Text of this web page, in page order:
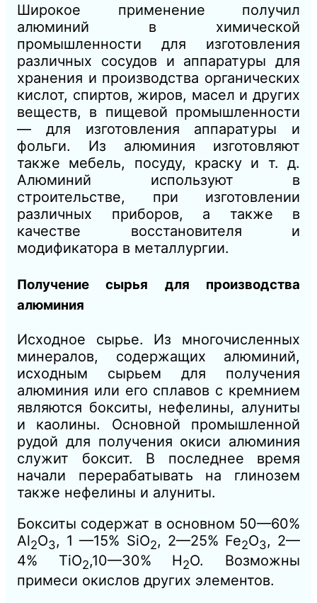
Широкое применение получил
алюминий в химической
промышленности для изготовления
различных сосудов и аппаратуры для
хранения и производства органических
кислот, спиртов, жиров, масел и других
веществ, в пищевой промышленности
— для изготовления аппаратуры и
фольги. Из алюминия изготовляют
также мебель, посуду, краску и т. д.
Алюминий используют в
строительстве, при изготовлении
различных приборов, а также в
качестве восстановителя и
модификатора в металлургии.
Получение сырья для производства
алюминия
Исходное сырье. Из многочисленных
минералов, содержащих алюминий,
исходным сырьем для получения
алюминия или его сплавов с кремнием
являются бокситы, нефелины, алуниты
и каолины. Основной промышленной
рудой для получения окиси алюминия
служит боксит. В последнее время
начали перерабатывать на глинозем
также нефелины и алуниты.
Бокситы содержат в основном 50—60%
Аl2O3, 1 —15% SiO2, 2—25% Fe2O3, 2—
4% TiO2,10—30% Н2O. Возможны
примеси окислов других элементов.